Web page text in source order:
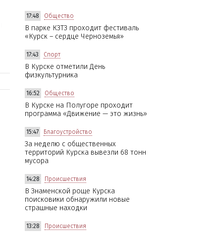
17:48 Общество
В парке КЗТЗ проходит фестиваль
«Курск – сердце Черноземья»
17:43 Спорт
В Курске отметили День
физкультурника
16:52 Общество
В Курске на Полугоре проходит
программа «Движение — это жизнь»
15:47 Благоустройство
За неделю с общественных
территорий Курска вывезли 68 тонн
мусора
14:28 Происшествия
В Знаменской роще Курска
поисковики обнаружили новые
страшные находки
13:28 Происшествия